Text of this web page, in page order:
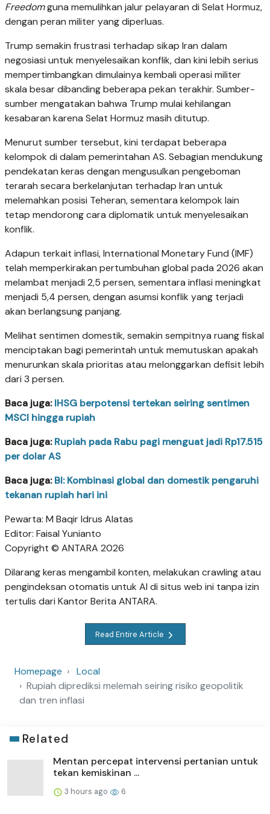
Freedomguna memulihkan jalur pelayaran di Selat Hormuz,
dengan peran militer yang diperluas.
Trump semakin frustrasi terhadap sikap Iran dalam
negosiasi untuk menyelesaikan konflik, dan kini lebih serius
mempertimbangkan dimulainya kembali operasi militer
skala besar dibanding beberapa pekan terakhir. Sumber-
sumber mengatakan bahwa Trump mulai kehilangan
kesabaran karena Selat Hormuz masih ditutup.
Menurut sumber tersebut, kini terdapat beberapa
kelompok di dalam pemerintahan AS. Sebagian mendukung
pendekatan keras dengan mengusulkan pengeboman
terarah secara berkelanjutan terhadap Iran untuk
melemahkan posisi Teheran, sementara kelompok lain
tetap mendorong cara diplomatik untuk menyelesaikan
konflik.
Adapun terkait inflasi, International Monetary Fund (IMF)
telah memperkirakan pertumbuhan global pada 2026 akan
melambat menjadi 2,5 persen, sementara inflasi meningkat
menjadi 5,4 persen, dengan asumsi konflik yang terjadi
akan berlangsung panjang.
Melihat sentimen domestik, semakin sempitnya ruang fiskal
menciptakan bagi pemerintah untuk memutuskan apakah
menurunkan skala prioritas atau melonggarkan defisit lebih
dari 3 persen.
Baca juga:IHSG berpotensi tertekan seiring sentimen
MSCI hingga rupiah
Baca juga:Rupiah pada Rabu pagi menguat jadi Rp17.515
per dolar AS
Baca juga:BI: Kombinasi global dan domestik pengaruhi
tekanan rupiah hari ini
Pewarta: M Baqir Idrus Alatas
Editor: Faisal Yunianto
Copyright © ANTARA 2026
Dilarang keras mengambil konten, melakukan crawling atau
pengindeksan otomatis untuk AI di situs web ini tanpa izin
tertulis dari Kantor Berita ANTARA.
Read Entire Article
Homepage
Local
Rupiah diprediksi melemah seiring risiko geopolitik
dan tren inflasi
Related
Mentan percepat intervensi pertanian untuk
tekan kemiskinan ...
3 hours ago 6